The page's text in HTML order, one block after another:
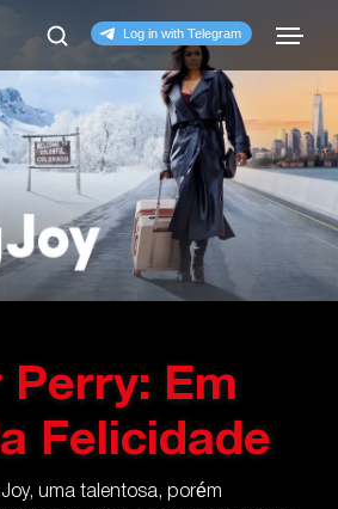
Perry: Em
Felicidade
uma talentosa, porém